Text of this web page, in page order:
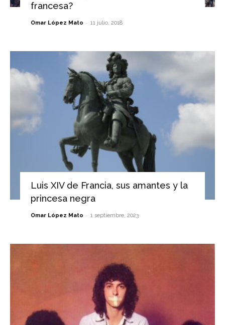
francesa?
Omar López Mato - 11 julio, 2018
Luis XIV de Francia, sus amantes y la
princesa negra
Omar López Mato - 1 septiembre, 2023